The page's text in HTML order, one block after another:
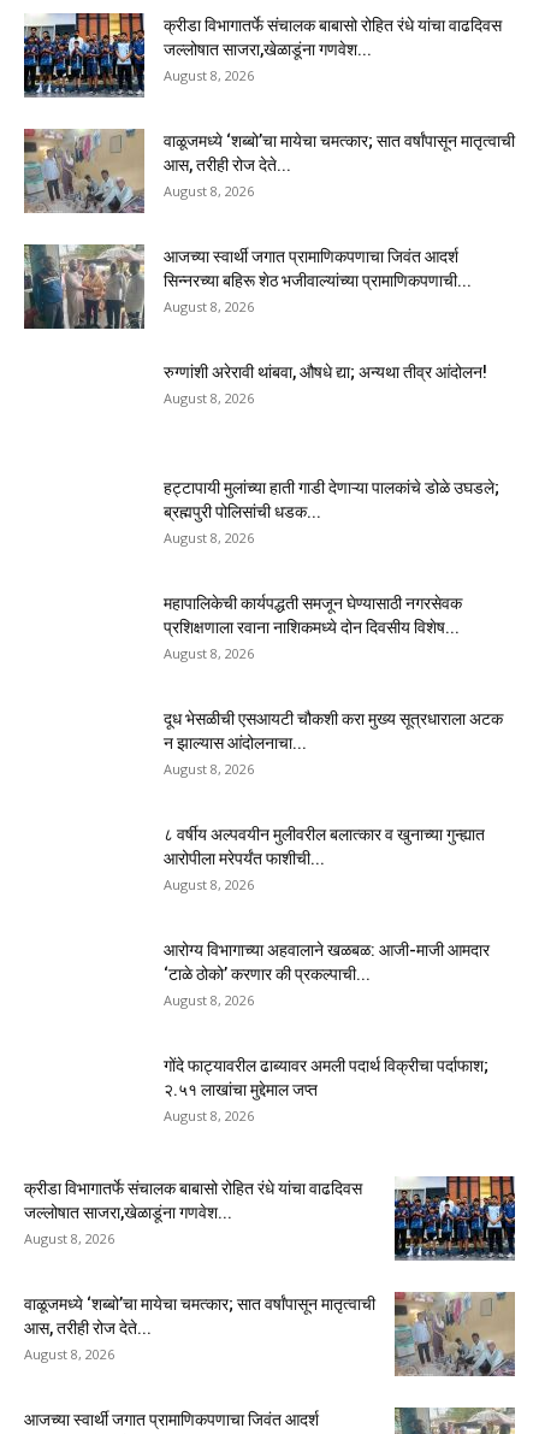
क्रीडा विभागातर्फे संचालक बाबासो रोहित रंधे यांचा वाढदिवस
जल्लोषात साजरा,खेळाडूंना गणवेश...
August 8, 2026
वाळूजमध्ये ‘शब्बो’चा मायेचा चमत्कार; सात वर्षांपासून मातृत्वाची
आस, तरीही रोज देते...
August 8, 2026
आजच्या स्वार्थी जगात प्रामाणिकपणाचा जिवंत आदर्श
सिन्नरच्या बहिरू शेठ भजीवाल्यांच्या प्रामाणिकपणाची...
August 8, 2026
रुग्णांशी अरेरावी थांबवा, औषधे द्या; अन्यथा तीव्र आंदोलन!
August 8, 2026
हट्टापायी मुलांच्या हाती गाडी देणाऱ्या पालकांचे डोळे उघडले;
ब्रह्मपुरी पोलिसांची धडक...
August 8, 2026
महापालिकेची कार्यपद्धती समजून घेण्यासाठी नगरसेवक
प्रशिक्षणाला रवाना नाशिकमध्ये दोन दिवसीय विशेष...
August 8, 2026
दूध भेसळीची एसआयटी चौकशी करा मुख्य सूत्रधाराला अटक
न झाल्यास आंदोलनाचा...
August 8, 2026
८ वर्षीय अल्पवयीन मुलीवरील बलात्कार व खुनाच्या गुन्ह्यात
आरोपीला मरेपर्यंत फाशीची...
August 8, 2026
आरोग्य विभागाच्या अहवालाने खळबळ: आजी-माजी आमदार
‘टाळे ठोको’ करणार की प्रकल्पाची...
August 8, 2026
गोंदे फाट्यावरील ढाब्यावर अमली पदार्थ विक्रीचा पर्दाफाश;
२.५१ लाखांचा मुद्देमाल जप्त
August 8, 2026
क्रीडा विभागातर्फे संचालक बाबासो रोहित रंधे यांचा वाढदिवस
जल्लोषात साजरा,खेळाडूंना गणवेश...
August 8, 2026
वाळूजमध्ये ‘शब्बो’चा मायेचा चमत्कार; सात वर्षांपासून मातृत्वाची
आस, तरीही रोज देते...
August 8, 2026
आजच्या स्वार्थी जगात प्रामाणिकपणाचा जिवंत आदर्श